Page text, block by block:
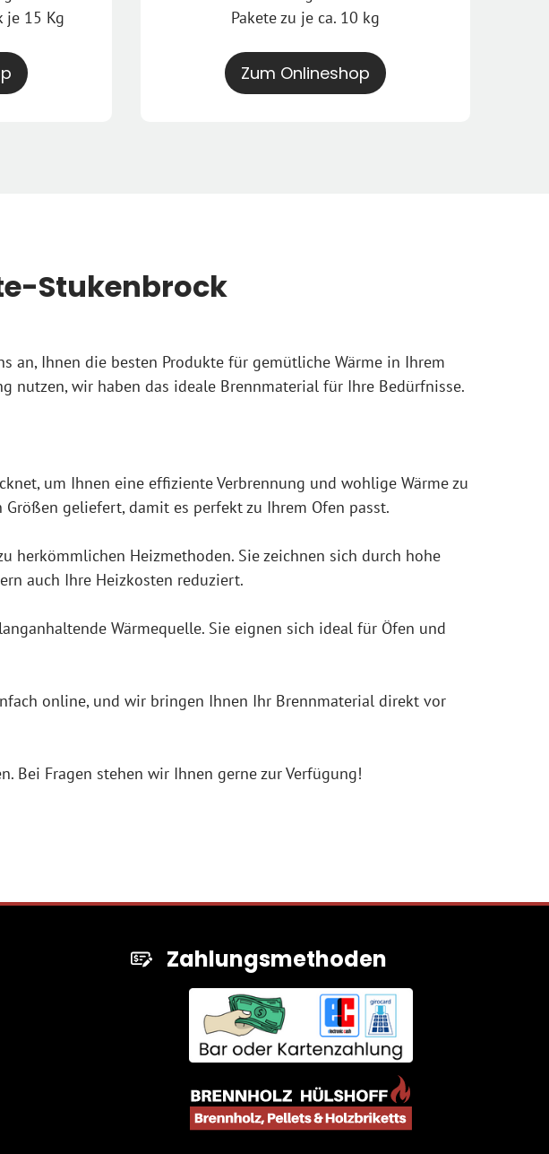
je 15 Kg
Pakete zu je ca. 10 kg
Zum Onlineshop
Stukenbrock
Ihnen die besten Produkte für gemütliche Wärme in Ihrem
nutzen, wir haben das ideale Brennmaterial für Ihre Bedürfnisse.
um Ihnen eine effiziente Verbrennung und wohlige Wärme zu
geliefert, damit es perfekt zu Ihrem Ofen passt.
Heizmethoden. Sie zeichnen sich durch hohe
auch Ihre Heizkosten reduziert.
Wärmequelle. Sie eignen sich ideal für Öfen und
online, und wir bringen Ihnen Ihr Brennmaterial direkt vor
Bei Fragen stehen wir Ihnen gerne zur Verfügung!
Zahlungsmethoden